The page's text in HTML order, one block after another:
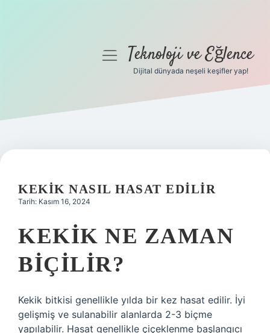
Gizlilik Politikası
Yasal Uyarı
menüyüTeknoloji ve Eğlence
Dijital dünyada neşeli keşifler yap!
KEKIK NASIL HASAT EDILIR
Tarih: Kasım 16, 2024
KEKIK NE ZAMAN
BIÇILIR?
Kekik bitkisi genellikle yılda bir kez hasat edilir. İyi
gelişmiş ve sulanabilir alanlarda 2-3 biçme
yapılabilir. Hasat genellikle çiçeklenme başlangıcı